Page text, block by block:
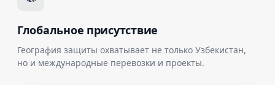
Глобальное присутствие
География защиты охватывает не только Узбекистан,
но и международные перевозки и проекты.